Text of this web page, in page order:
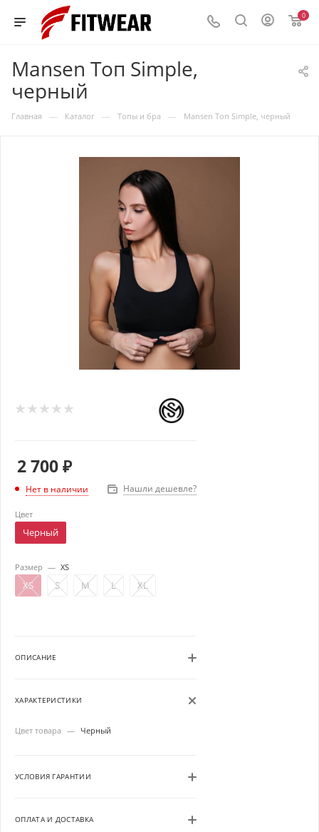
0
Mansen Топ Simple,
черный
Главная — Каталог — Топы и бра — Mansen Топ Simple, черный
2 700₽
Нет в наличии Нашли дешевле?
Цвет
Черный
Размер — XS
XS S M L XL
ОПИСАНИЕ
ХАРАКТЕРИСТИКИ
Цвет товара — Черный
УСЛОВИЯ ГАРАНТИИ
ОПЛАТА И ДОСТАВКА